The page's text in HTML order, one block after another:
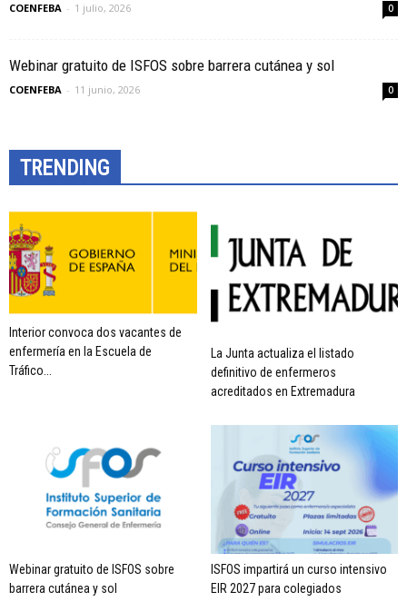
COENFEBA - 1 julio, 2026 0
Webinar gratuito de ISFOS sobre barrera cutánea y sol
COENFEBA - 11 junio, 2026 0
TRENDING
Interior convoca dos vacantes de
enfermería en la Escuela de
Tráfico...
La Junta actualiza el listado
definitivo de enfermeros
acreditados en Extremadura
Webinar gratuito de ISFOS sobre
barrera cutánea y sol
ISFOS impartirá un curso intensivo
EIR 2027 para colegiados